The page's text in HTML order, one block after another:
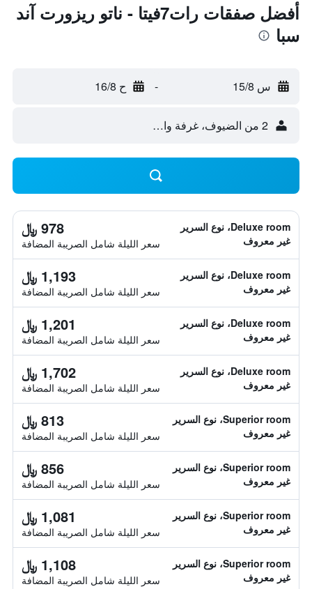
أفضل صفقات رات7فيتا - ناتو ريزورت آند
سبا
س 15/8 - ح 16/8
2 من الضيوف، غرفة واحدة
Deluxe room، نوع السرير
غير معروف
978 ﷼
سعر الليلة شامل الصريبة المضافة
Deluxe room، نوع السرير
غير معروف
1,193 ﷼
سعر الليلة شامل الصريبة المضافة
Deluxe room، نوع السرير
غير معروف
1,201 ﷼
سعر الليلة شامل الصريبة المضافة
Deluxe room، نوع السرير
غير معروف
1,702 ﷼
سعر الليلة شامل الصريبة المضافة
Superior room، نوع السرير
غير معروف
813 ﷼
سعر الليلة شامل الصريبة المضافة
Superior room، نوع السرير
غير معروف
856 ﷼
سعر الليلة شامل الصريبة المضافة
Superior room، نوع السرير
غير معروف
1,081 ﷼
سعر الليلة شامل الصريبة المضافة
Superior room، نوع السرير
غير معروف
1,108 ﷼
سعر الليلة شامل الصريبة المضافة